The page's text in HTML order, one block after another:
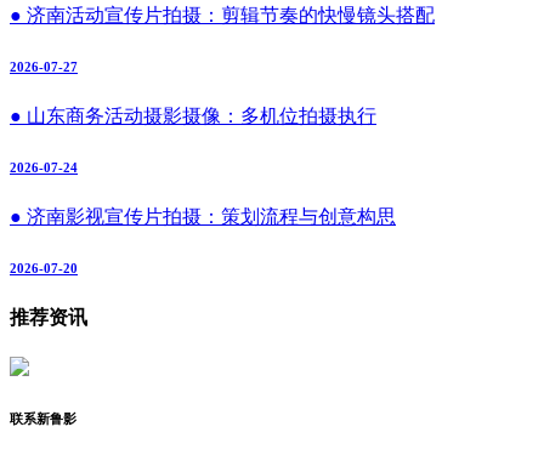
● 济南活动宣传片拍摄：剪辑节奏的快慢镜头搭配
2026-07-27
● 山东商务活动摄影摄像：多机位拍摄执行
2026-07-24
● 济南影视宣传片拍摄：策划流程与创意构思
2026-07-20
推荐资讯
联系新鲁影